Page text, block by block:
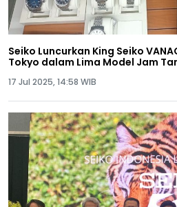
Seiko Luncurkan King Seiko
Tokyo dalam Lima Model Jam
17 Jul 2025, 14:58 WIB